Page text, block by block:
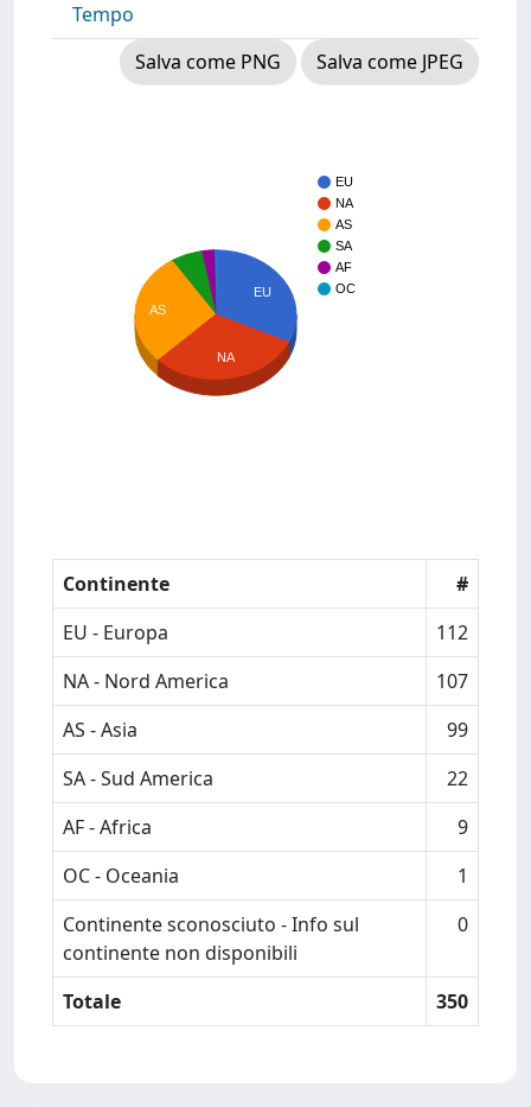
Tempo
Salva come PNG
Salva come JPEG
EU
NA
AS
SA
AF
OC
EU
AS
NA
Continente
#
EU - Europa
112
NA - Nord America
107
AS - Asia
99
SA - Sud America
22
AF - Africa
9
OC - Oceania
1
Continente sconosciuto - Info sul
continente non disponibili
0
Totale 350